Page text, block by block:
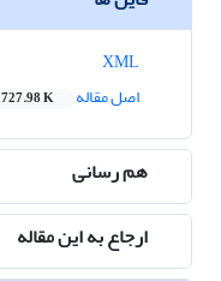
اصل مقاله
727.98 K
هم رسانی
ارجاع به این مقاله